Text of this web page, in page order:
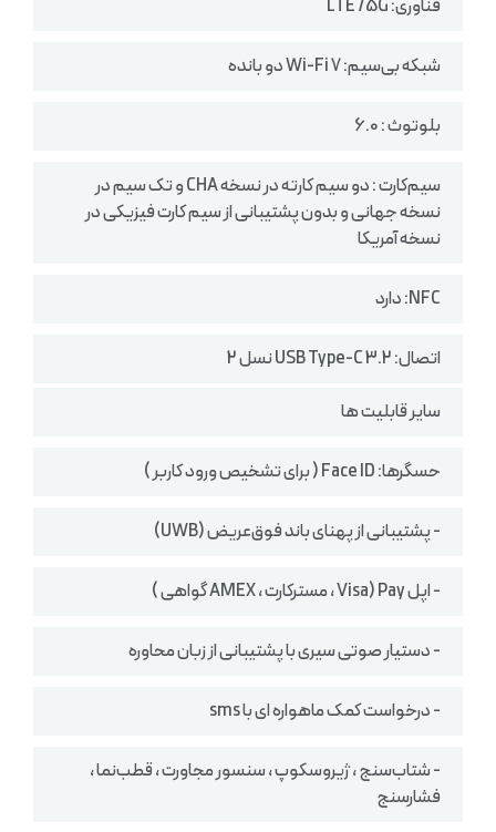
فناوری: LTE /5G
شبکه بی‌سیم: Wi-Fi 7 دو بانده
بلوتوث : 6.0
سیم‌کارت : دو سیم کارته در نسخه CHA و تک سیم در
نسخه جهانی و بدون پشتیبانی از سیم کارت فیزیکی در
نسخه آمریکا
NFC: دارد
اتصال: USB Type-C 3.2 نسل 2
سایر قابلیت ها
حسگرها: Face ID ( برای تشخیص ورود کاربر )
- پشتیبانی از پهنای باند فوق‌عریض (UWB)
- اپل Pay (Visa ، مسترکارت ، AMEX گواهی )
- دستیار صوتی سیری با پشتیبانی از زبان محاوره
- درخواست کمک ماهواره ای با sms
- شتاب‌سنج ، ژیروسکوپ ، سنسور مجاورت ، قطب‌نما ،
فشارسنج